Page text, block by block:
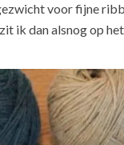
voor fijne
ik dan alsnog op